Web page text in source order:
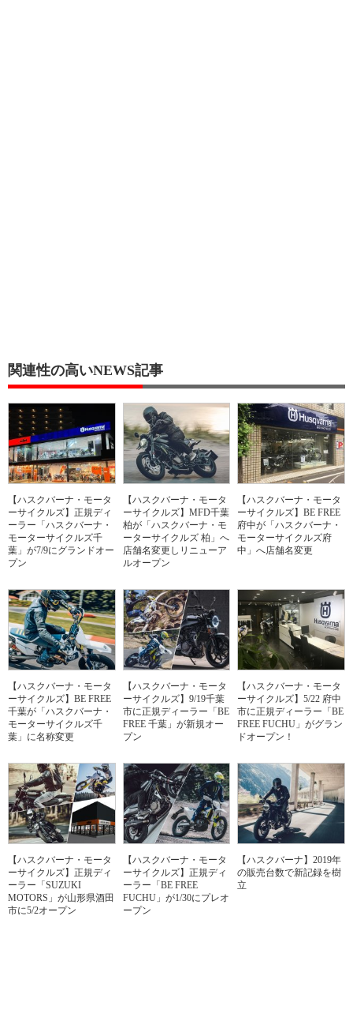
関連性の高いNEWS記事
【ハスクバーナ・モータ
ーサイクルズ】正規ディ
ーラー「ハスクバーナ・
モーターサイクルズ千
葉」が7/9にグランドオー
プン
【ハスクバーナ・モータ
ーサイクルズ】MFD千葉
柏が「ハスクバーナ・モ
ーターサイクルズ 柏」へ
店舗名変更しリニューア
ルオープン
【ハスクバーナ・モータ
ーサイクルズ】BE FREE
府中が「ハスクバーナ・
モーターサイクルズ府
中」へ店舗名変更
【ハスクバーナ・モータ
ーサイクルズ】BE FREE
千葉が「ハスクバーナ・
モーターサイクルズ千
葉」に名称変更
【ハスクバーナ・モータ
ーサイクルズ】9/19千葉
市に正規ディーラー「BE
FREE 千葉」が新規オー
プン
【ハスクバーナ・モータ
ーサイクルズ】5/22 府中
市に正規ディーラー「BE
FREE FUCHU」がグラン
ドオープン！
【ハスクバーナ・モータ
ーサイクルズ】正規ディ
ーラー「SUZUKI
MOTORS」が山形県酒田
市に5/2オープン
【ハスクバーナ・モータ
ーサイクルズ】正規ディ
ーラー「BE FREE
FUCHU」が1/30にプレオ
ープン
【ハスクバーナ】2019年
の販売台数で新記録を樹
立